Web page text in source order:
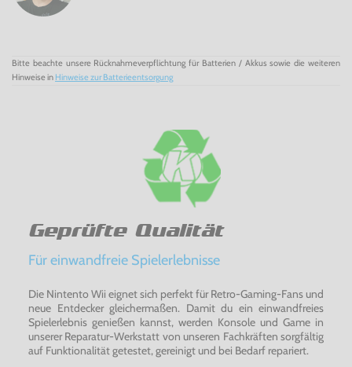
Bitte beachte unsere Rücknahmeverpflichtung für Batterien / Akkus sowie die weiteren
Hinweise in Hinweise zur Batterieentsorgung
Geprüfte Qualität
Für einwandfreie Spielerlebnisse
Die Nintento Wii eignet sich perfekt für Retro-Gaming-Fans und
neue Entdecker gleichermaßen. Damit du ein einwandfreies
Spielerlebnis genießen kannst, werden Konsole und Game in
unserer Reparatur-Werkstatt von unseren Fachkräften sorgfältig
auf Funktionalität getestet, gereinigt und bei Bedarf repariert.